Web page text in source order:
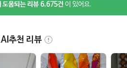
도움되는 리뷰 6,675건 이 있어요.
추천 리뷰